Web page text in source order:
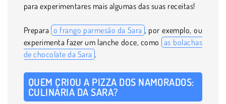
para experimentares mais algumas das suas receitas!
Prepara o frango parmesão da Sara , por exemplo, ou
experimenta fazer um lanche doce, como as bolachas
de chocolate da Sara .
QUEM CRIOU A PIZZA DOS NAMORADOS:
CULINÁRIA DA SARA?